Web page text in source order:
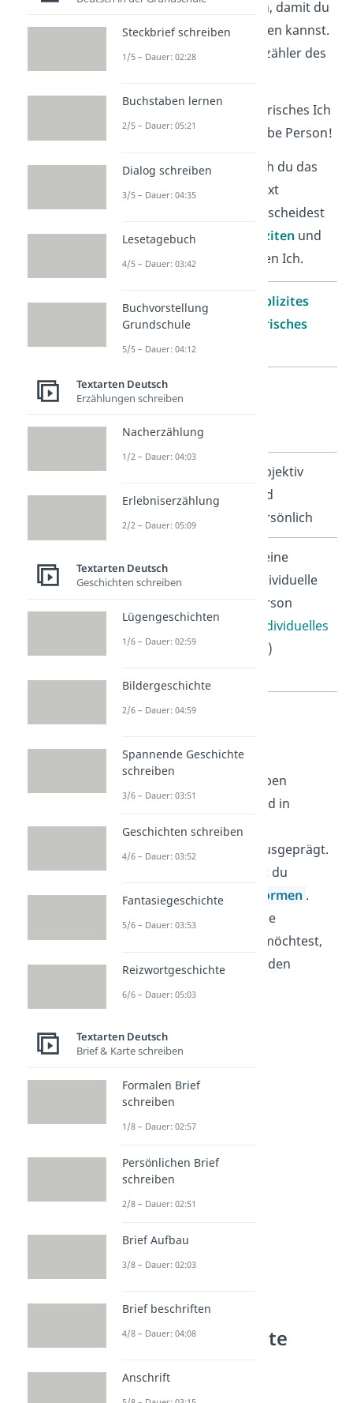
Dichter hat es erfunden, damit du
in das Gedicht eintauchen kannst.
Es ist sozusagen der Erzähler des
Wichtig:Dichter und Lyrisches Ich
sind also niemals dieselbe Person!
Je nachdem, wie deutlich du das
Lyrische Ich in einem Text
kannst, unterscheidest
du zwischen dem
expliziten und
demimpliziten Lyrischen Ich.
Merkmale
explizites
Lyrisches
Verwendung
„Ich“
Erfahrungen
subjektiv
und
persönlich
für…
… eine
individuelle
Person
individuelles
)
Die Merkmale, die du eben
kennengelernt hast, sind in
lyrischen Texten
unterschiedlich
stark ausgeprägt.
Deshalb unterscheidest du
verschiedeneGedichtformen .
Wenn du mehr über eine
Gedichtform erfahren möchtest,
dann klicke einfach auf den
dazugehörigen Link!
Ballade
Elegie
Epigramm
Ode
Lyrik — häufigste
Was ist die Lyrik?
Steckbrief schreiben
1/5 – Dauer: 02:28
Buchstaben lernen
2/5 – Dauer: 05:21
Dialog schreiben
3/5 – Dauer: 04:35
Lesetagebuch
4/5 – Dauer: 03:42
Buchvorstellung
Grundschule
5/5 – Dauer: 04:12
Textarten Deutsch
Erzählungen schreiben
Nacherzählung
1/2 – Dauer: 04:03
Erlebniserzählung
2/2 – Dauer: 05:09
Textarten Deutsch
Geschichten schreiben
Lügengeschichten
1/6 – Dauer: 02:59
Bildergeschichte
2/6 – Dauer: 04:59
Spannende Geschichte
schreiben
3/6 – Dauer: 03:51
Geschichten schreiben
4/6 – Dauer: 03:52
Fantasiegeschichte
5/6 – Dauer: 03:53
Reizwortgeschichte
6/6 – Dauer: 05:03
Textarten Deutsch
Brief & Karte schreiben
Formalen Brief
schreiben
1/8 – Dauer: 02:57
Persönlichen Brief
schreiben
2/8 – Dauer: 02:51
Brief Aufbau
3/8 – Dauer: 02:03
Brief beschriften
4/8 – Dauer: 04:08
Anschrift